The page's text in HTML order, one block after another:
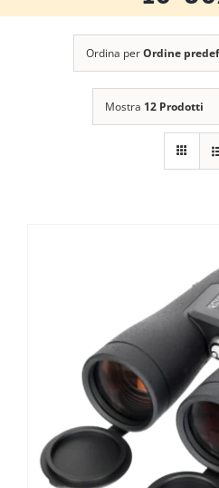
Ordina perOrdine
Mostra 12 Prodotti